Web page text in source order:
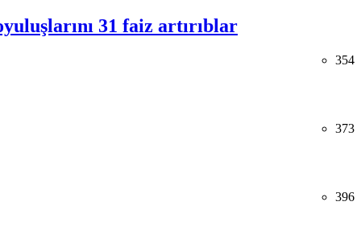
31 faiz artırıblar
354
373
396